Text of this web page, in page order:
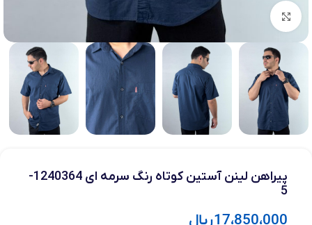
بزرگنمایی تصویر
پیراهن لینن آستین کوتاه رنگ سرمه ای 1240364-
5
17،850،000ریال